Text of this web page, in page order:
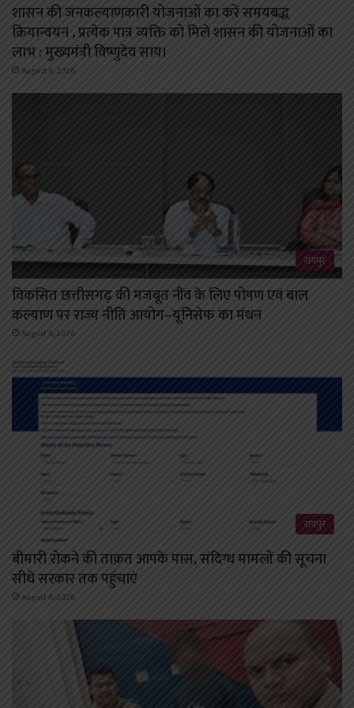
शासन की जनकल्याणकारी योजनाओं का करें समयबद्ध
क्रियान्वयन , प्रत्येक पात्र व्यक्ति को मिले शासन की योजनाओं का
लाभ : मुख्यमंत्री विष्णुदेव साय।
August 6, 2026
रायपुर
विकसित छत्तीसगढ़ की मजबूत नींव के लिए पोषण एवं बाल
कल्याण पर राज्य नीति आयोग–यूनिसेफ का मंथन
August 6, 2026
रायपुर
बीमारी रोकने की ताक़त आपके पास, संदिग्ध मामलों की सूचना
सीधे सरकार तक पहुंचाएं
August 6, 2026